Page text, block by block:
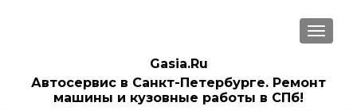
Gasia.Ru
Автосервис в Санкт-Петербурге. Ремонт
машины и кузовные работы в СПб!